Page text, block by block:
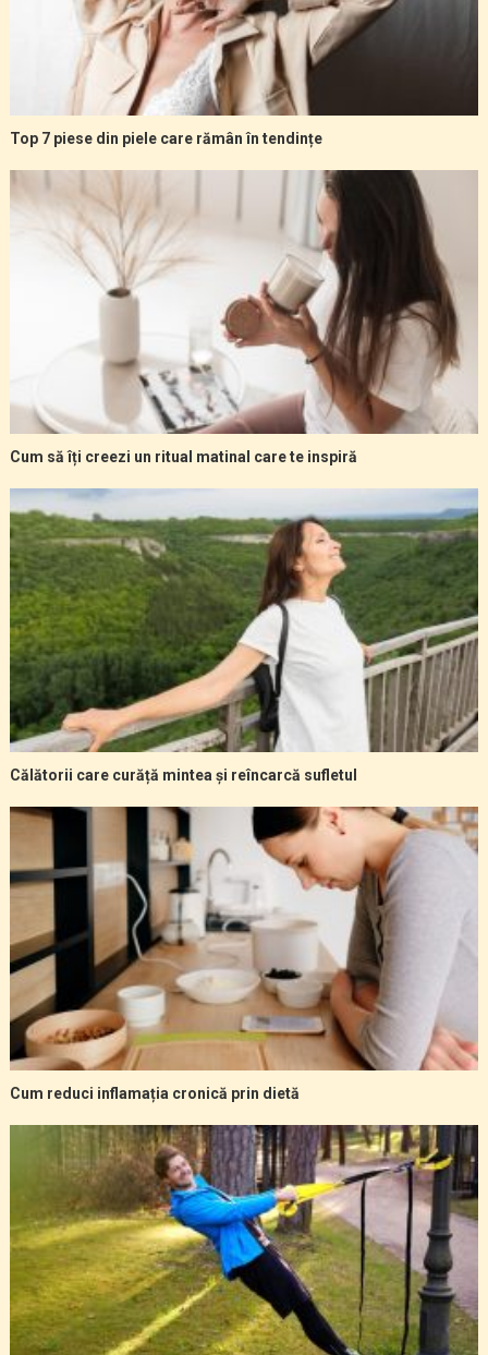
Top 7 piese din piele care rămân în tendințe
Cum să îți creezi un ritual matinal care te inspiră
Călătorii care curăță mintea și reîncarcă sufletul
Cum reduci inflamația cronică prin dietă